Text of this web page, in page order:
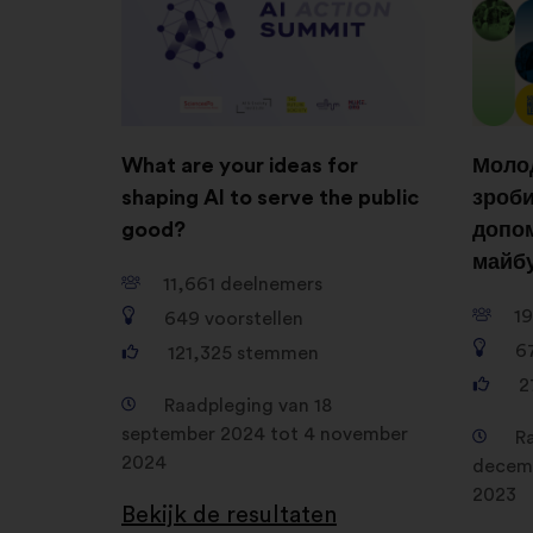
What are your ideas for
shaping AI to serve the public
good?
11,661 deelnemers
649 voorstellen
121,325 stemmen
Raadpleging van 18
september 2024 tot 4 november
2024
Bekijk de resultaten
2023